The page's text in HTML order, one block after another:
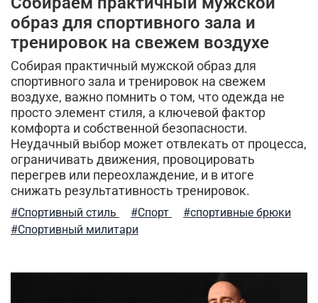
согревающие толстовки штаны джоггеры
прогулки и отдых летняя одежда
тактический подсумок джогеры карго
туристический нож сочетание цветов
модный образ мужская мода уход за одеждой
женские жилеты брюки карго арафатка
городской милитари спортивные рюкзак
стиль милитари в повседневной жизни
образ для спортивного зала и
тренировок на свежем воздухе
Собирая практичный мужской образ для
спортивного зала и тренировок на свежем
воздухе, важно помнить о том, что одежда не
просто элемент стиля, а ключевой фактор
комфорта и собственной безопасности.
Неудачный выбор может отвлекать от процесса,
ограничивать движения, провоцировать
перегрев или переохлаждение, и в итоге
снижать результативность тренировок.
#Спортивный стиль #Спорт
#спортивные брюки
#Спортивный милитари